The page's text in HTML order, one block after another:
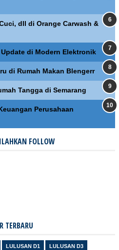
dll di Orange Carwash &
di Modern Elektronik
di Rumah Makan Blengerr
Tangga di Semarang
Perusahaan
FOLLOW
TERBARU
LULUSAN D1 LULUSAN D3